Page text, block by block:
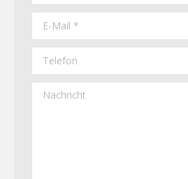
E-Mail *
Telefon
Nachricht